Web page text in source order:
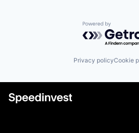
Powered by
Privacy policyCookie